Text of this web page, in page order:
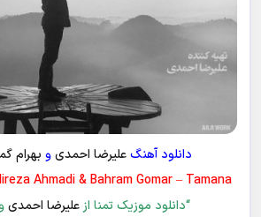
دانلود آهنگعلیرضا احمدیو بهرام
Ahmadi & Bahram Gomar – Tamana
“دانلود موزیک تمنا ازعلیرضا احمدی